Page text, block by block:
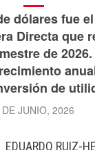
dólares fue
Directa que
de
de
JUNIO, 2026
EDUARDO RUIZ-